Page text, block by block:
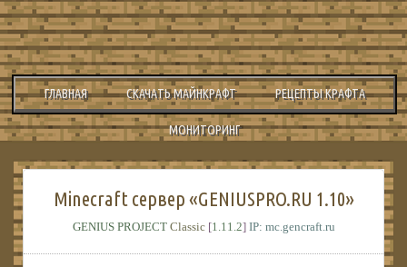
ГЛАВНАЯ СКАЧАТЬ МАЙНКРАФТ РЕЦЕПТЫ КРАФТА
МОНИТОРИНГ
Minecraft сервер «GENIUSPRO.RU 1.10»
GENIUS PROJECT Classic [1.11.2] IP: mc.gencraft.ru